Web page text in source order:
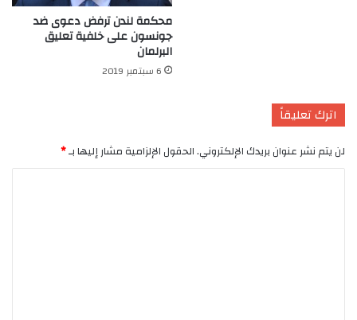
محكمة لندن ترفض دعوى ضد
جونسون على خلفية تعليق
البرلمان
6 سبتمبر 2019
اترك تعليقاً
لن يتم نشر عنوان بريدك الإلكتروني.الحقول الإلزامية مشار إليها بـ*